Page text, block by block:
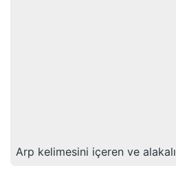
Arp kelimesini içeren ve alakalı